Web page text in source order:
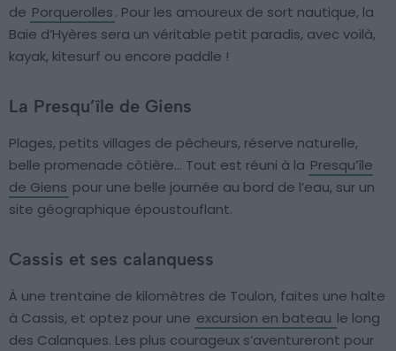
de Porquerolles. Pour les amoureux de sort nautique, la
Baie d’Hyères sera un véritable petit paradis, avec voilà,
kayak, kitesurf ou encore paddle !
La Presqu’île de Giens
Plages, petits villages de pêcheurs, réserve naturelle,
belle promenade côtière… Tout est réuni à la Presqu’île
de Giens pour une belle journée au bord de l’eau, sur un
site géographique époustouflant.
Cassis et ses calanquess
À une trentaine de kilomètres de Toulon, faites une halte
à Cassis, et optez pour une excursion en bateau le long
des Calanques. Les plus courageux s’aventureront pour